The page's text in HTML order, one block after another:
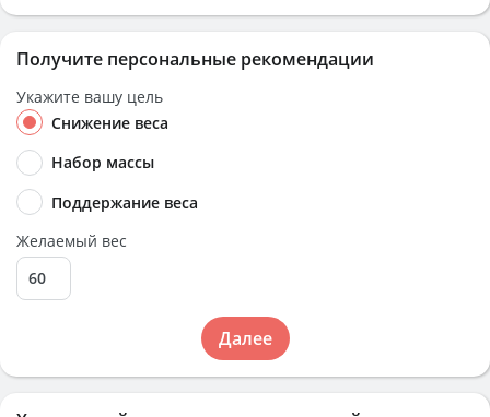
Получите персональные рекомендации
Укажите вашу цель
Снижение веса
Набор массы
Поддержание веса
Желаемый вес
Далее